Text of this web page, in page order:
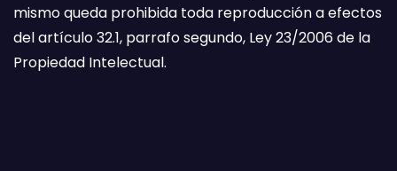
mismo queda prohibida toda reproducción a efectos
del artículo 32.1, parrafo segundo, Ley 23/2006 de la
Propiedad Intelectual.